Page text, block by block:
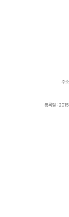
주
등록일 :